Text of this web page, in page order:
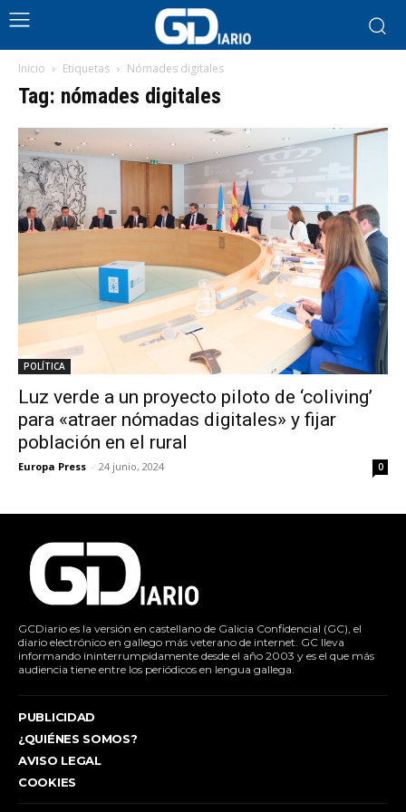
Inicio Etiquetas Nómades digitales
Tag: nómades digitales
POLÍTICA
Luz verde a un proyecto piloto de ‘coliving’
para «atraer nómadas digitales» y fijar
población en el rural
Europa Press - 24 junio, 2024 0
GCDiario es la versión en castellano de Galicia Confidencial (GC), el
diario electrónico en gallego más veterano de internet. GC lleva
informando ininterrumpidamente desde el año 2003 y es el que más
audiencia tiene entre los periódicos en lengua gallega.
PUBLICIDAD
¿QUIÉNES SOMOS?
AVISO LEGAL
COOKIES